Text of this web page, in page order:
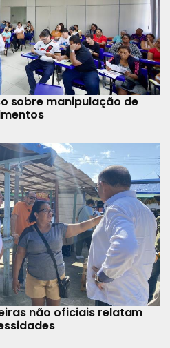
sobre manipulação de
não oficiais relatam